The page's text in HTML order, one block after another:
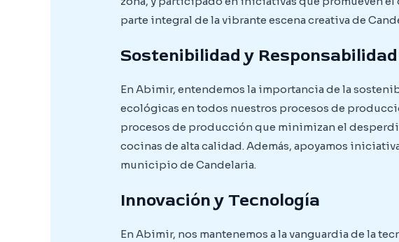
parte integral de la vibrante escena creativa de
Sostenibilidad y
En Abimir, entendemos la importancia de la
ecológicas en todos nuestros procesos de
procesos de producción que minimizan el
cocinas de alta calidad. Además, apoyamos
municipio de Candelaria.
Innovación y Tecnología
En Abimir, nos mantenemos a la vanguardia de la